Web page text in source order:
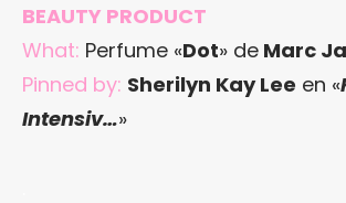
BEAUTY PRODUCT
What: Perfume «Dot» de Marc
Pinned by: Sherilyn Kay Lee en «
Intensiv…»